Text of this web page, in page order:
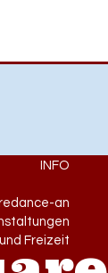
INFO
an
Freizeit